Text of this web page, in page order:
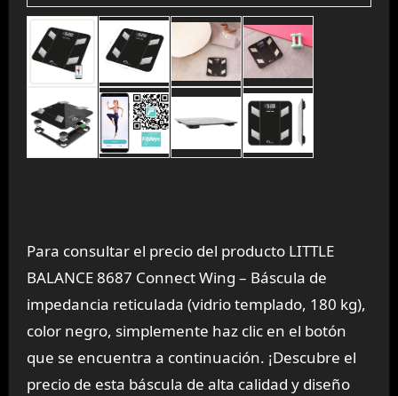
Para consultar el precio del producto LITTLE
BALANCE 8687 Connect Wing – Báscula de
impedancia reticulada (vidrio templado, 180 kg),
color negro, simplemente haz clic en el botón
que se encuentra a continuación. ¡Descubre el
precio de esta báscula de alta calidad y diseño